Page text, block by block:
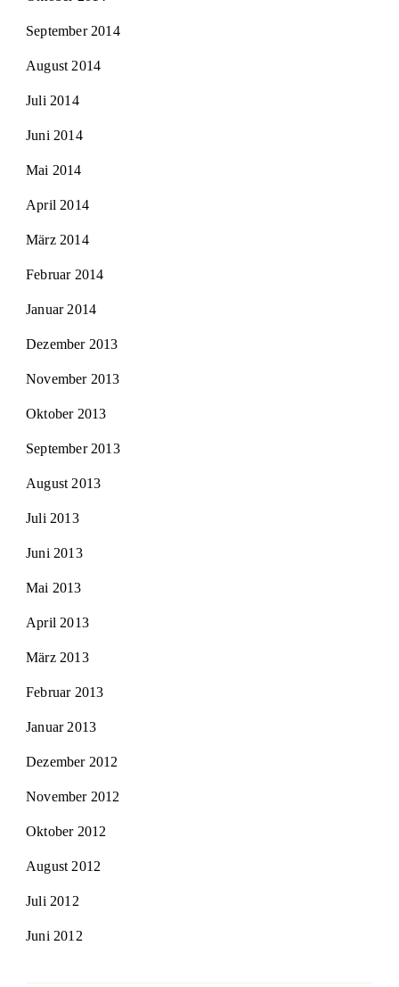
September 2014
August 2014
Juli 2014
Juni 2014
Mai 2014
April 2014
März 2014
Februar 2014
Januar 2014
Dezember 2013
November 2013
Oktober 2013
September 2013
August 2013
Juli 2013
Juni 2013
Mai 2013
April 2013
März 2013
Februar 2013
Januar 2013
Dezember 2012
November 2012
Oktober 2012
August 2012
Juli 2012
Juni 2012